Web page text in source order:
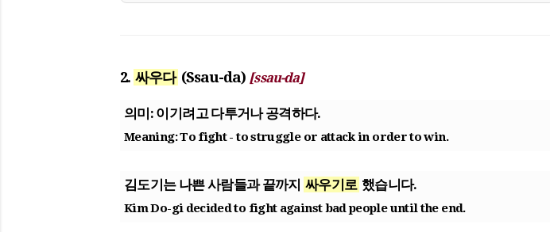
2. 싸우다 (Ssau-da) [ssau-da]
의미: 이기려고 다투거나 공격하다.
Meaning:To fight - to struggle or attack in order to win.
김도기는 나쁜 사람들과 끝까지 싸우기로 했습니다.
Kim Do-gi decided to fightagainst bad people until the end.